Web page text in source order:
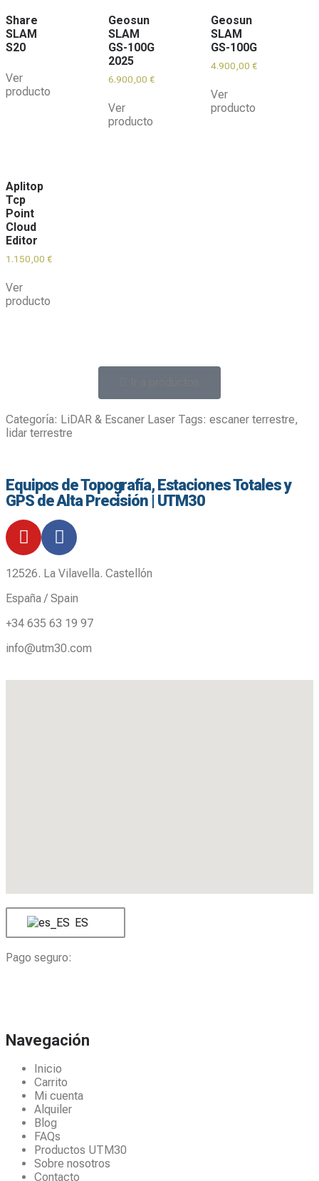
Share
SLAM
S20
Ver
producto
Geosun
SLAM
GS-100G
2025
6.900,00 €
Ver
producto
Geosun
SLAM
GS-100G
4.900,00 €
Ver
producto
Aplitop
Tcp
Point
Cloud
Editor
1.150,00 €
Ver
producto
Categoría: LiDAR & Escaner Laser Tags: escaner terrestre,
lidar terrestre
Equipos de Topografía, Estaciones Totales y
GPS de Alta Precisión | UTM30
12526. La Vilavella. Castellón
España / Spain
+34 635 63 19 97
info@utm30.com
ES
Pago seguro:
Navegación
Inicio
Carrito
Mi cuenta
Alquiler
Blog
FAQs
Productos UTM30
Sobre nosotros
Contacto